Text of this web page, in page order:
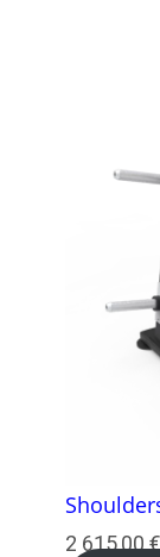
2 615,00€